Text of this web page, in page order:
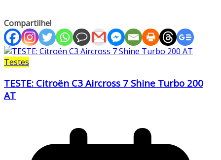
Compartilhe!
Testes
TESTE: Citroën C3 Aircross 7 Shine Turbo 200
AT